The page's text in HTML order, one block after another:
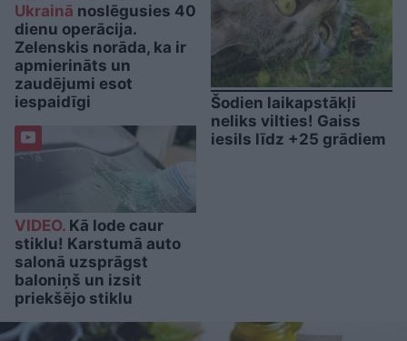
Ukrainā noslēgusies 40
dienu operācija.
Zelenskis norāda, ka ir
apmierināts un
zaudējumi esot
iespaidīgi
VIDEO. Kā lode caur
stiklu! Karstumā auto
salonā uzsprāgst
baloniņš un izsit
priekšējo stiklu
Šodien laikapstākļi
neliks vilties! Gaiss
iesils līdz +25 grādiem